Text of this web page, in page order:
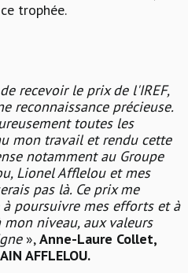
trophée.
recevoir le prix de l'IREF,
reconnaissance précieuse.
toutes les
mon travail et rendu cette
notamment au Groupe
Lionel Afflelou et mes
pas là. Ce prix me
poursuivre mes efforts et à
niveau, aux valeurs
»,Anne-Laure Collet,
AFFLELOU.